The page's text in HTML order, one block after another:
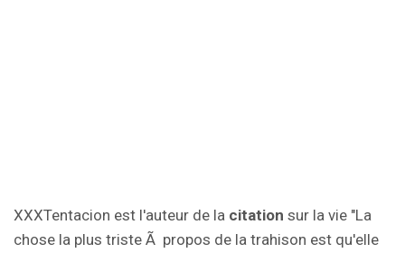
XXXTentacion est l'auteur de la citation sur la vie "La
chose la plus triste Ã propos de la trahison est qu'elle